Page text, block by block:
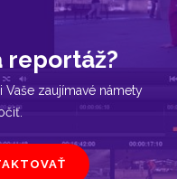
reportáž?
Vaše zaujímavé námety